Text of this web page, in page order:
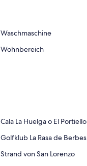
Waschmaschine
Wohnbereich
Cala La Huelga o El Portiello
Place,
La
o
Golfklub La Rasa de Berbes
Place,
La
Strand von San Lorenzo
Place,